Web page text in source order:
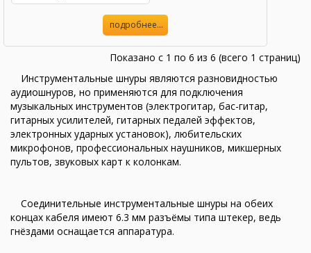
подробнее...
Показано с 1 по 6 из 6 (всего 1 страниц)
Инструментальные шнуры являются разновидностью
аудиошнуров, но применяются для подключения
музыкальных инструментов (электрогитар, бас-гитар,
гитарных усилителей, гитарных педалей эффектов,
электронных ударных установок), любительских
микрофонов, профессиональных наушников, микшерных
пультов, звуковых карт к колонкам.
Соединительные инструментальные шнуры на обеих
концах кабеля имеют 6.3 мм разъёмы типа штекер, ведь
гнёздами оснащается аппаратура.